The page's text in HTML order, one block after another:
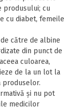
produsului; cu
cu diabet, femeile
către de albine
din punct de
culoarea,
de la un lot la
produselor.
și nu pot
medicilor